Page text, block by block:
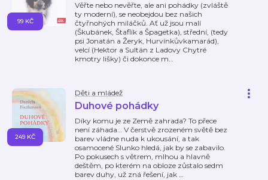
Věřte nebo nevěřte, ale ani pohádky (zvláště
ty moderní), se neobejdou bez našich
čtyřnohých miláčků. Ať už jsou malí
(Škubánek, Štaflík a Špagetka), střední, (tedy
psi Jonatán a Žeryk, Hurvínkůvkamarád),
velcí (Hektor a Sultán z Ladovy Chytré
kmotry lišky) či dokonce m…
99 KČ
Děti a mládež
Duhové pohádky
Díky komu je ze Země zahrada? To přece
není záhada… V čerstvě zrozeném světě bez
barev vládne nuda k ukousání, a tak
osamocené Slunko hledá, jak by se zabavilo.
Po pokusech s větrem, mlhou a hlavně
deštěm, po kterém na obloze zůstalo sedm
barev duhy, už zná řešení, jak …
249 KČ